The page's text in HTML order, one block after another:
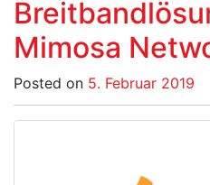
Mimosa
Posted on 5. Februar 2019